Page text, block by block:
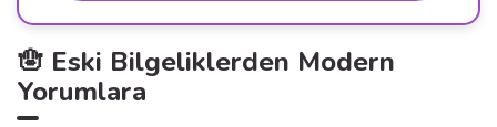
🪬 Eski Bilgeliklerden Modern
Yorumlara